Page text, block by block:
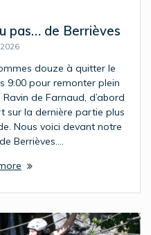
pas… de Berrièves
douze à quitter le
9:00 pour remonter plein
de Farnaud, d’abord
sur la dernière partie plus
Nous voici devant notre
Berrièves.…